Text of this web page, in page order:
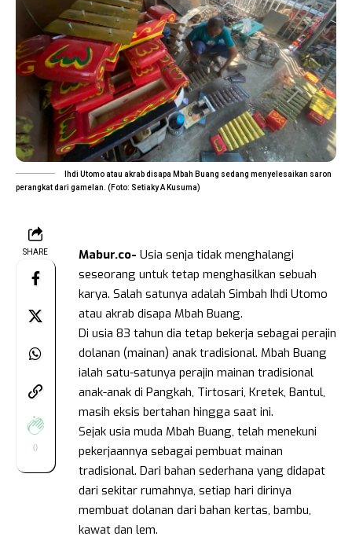
Ihdi Utomo atau akrab disapa Mbah Buang sedang menyelesaikan saron
perangkat dari gamelan. (Foto: Setiaky A Kusuma)
SHARE
0
Mabur.co- Usia senja tidak menghalangi
seseorang untuk tetap menghasilkan sebuah
karya. Salah satunya adalah Simbah Ihdi Utomo
atau akrab disapa Mbah Buang.
Di usia 83 tahun dia tetap bekerja sebagai perajin
dolanan (mainan) anak tradisional. Mbah Buang
ialah satu-satunya perajin mainan tradisional
anak-anak di Pangkah, Tirtosari, Kretek, Bantul,
masih eksis bertahan hingga saat ini.
Sejak usia muda Mbah Buang, telah menekuni
pekerjaannya sebagai pembuat mainan
tradisional. Dari bahan sederhana yang didapat
dari sekitar rumahnya, setiap hari dirinya
membuat dolanan dari bahan kertas, bambu,
kawat dan lem.